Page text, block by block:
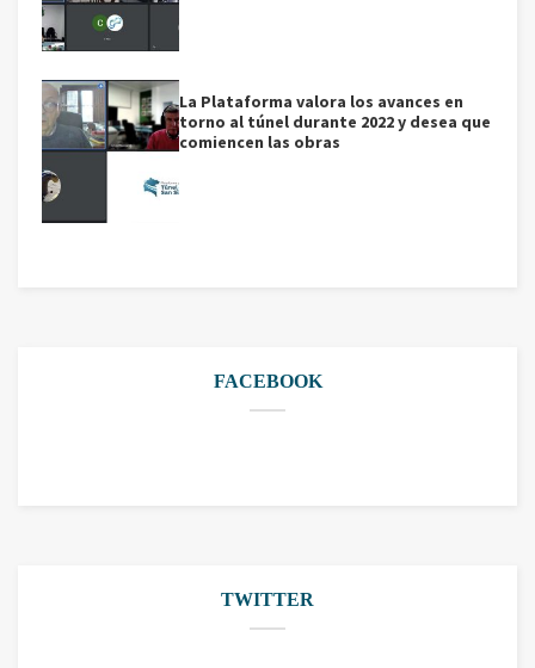
La Plataforma valora los avances en
torno al túnel durante 2022 y desea que
comiencen las obras
FACEBOOK
TWITTER